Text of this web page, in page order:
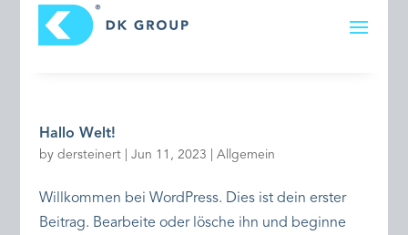
Hallo Welt!
by dersteinert| Jun 11, 2023 Allgemein
Willkommen bei WordPress. Dies ist dein erster
Beitrag. Bearbeite oder lösche ihn und beginne